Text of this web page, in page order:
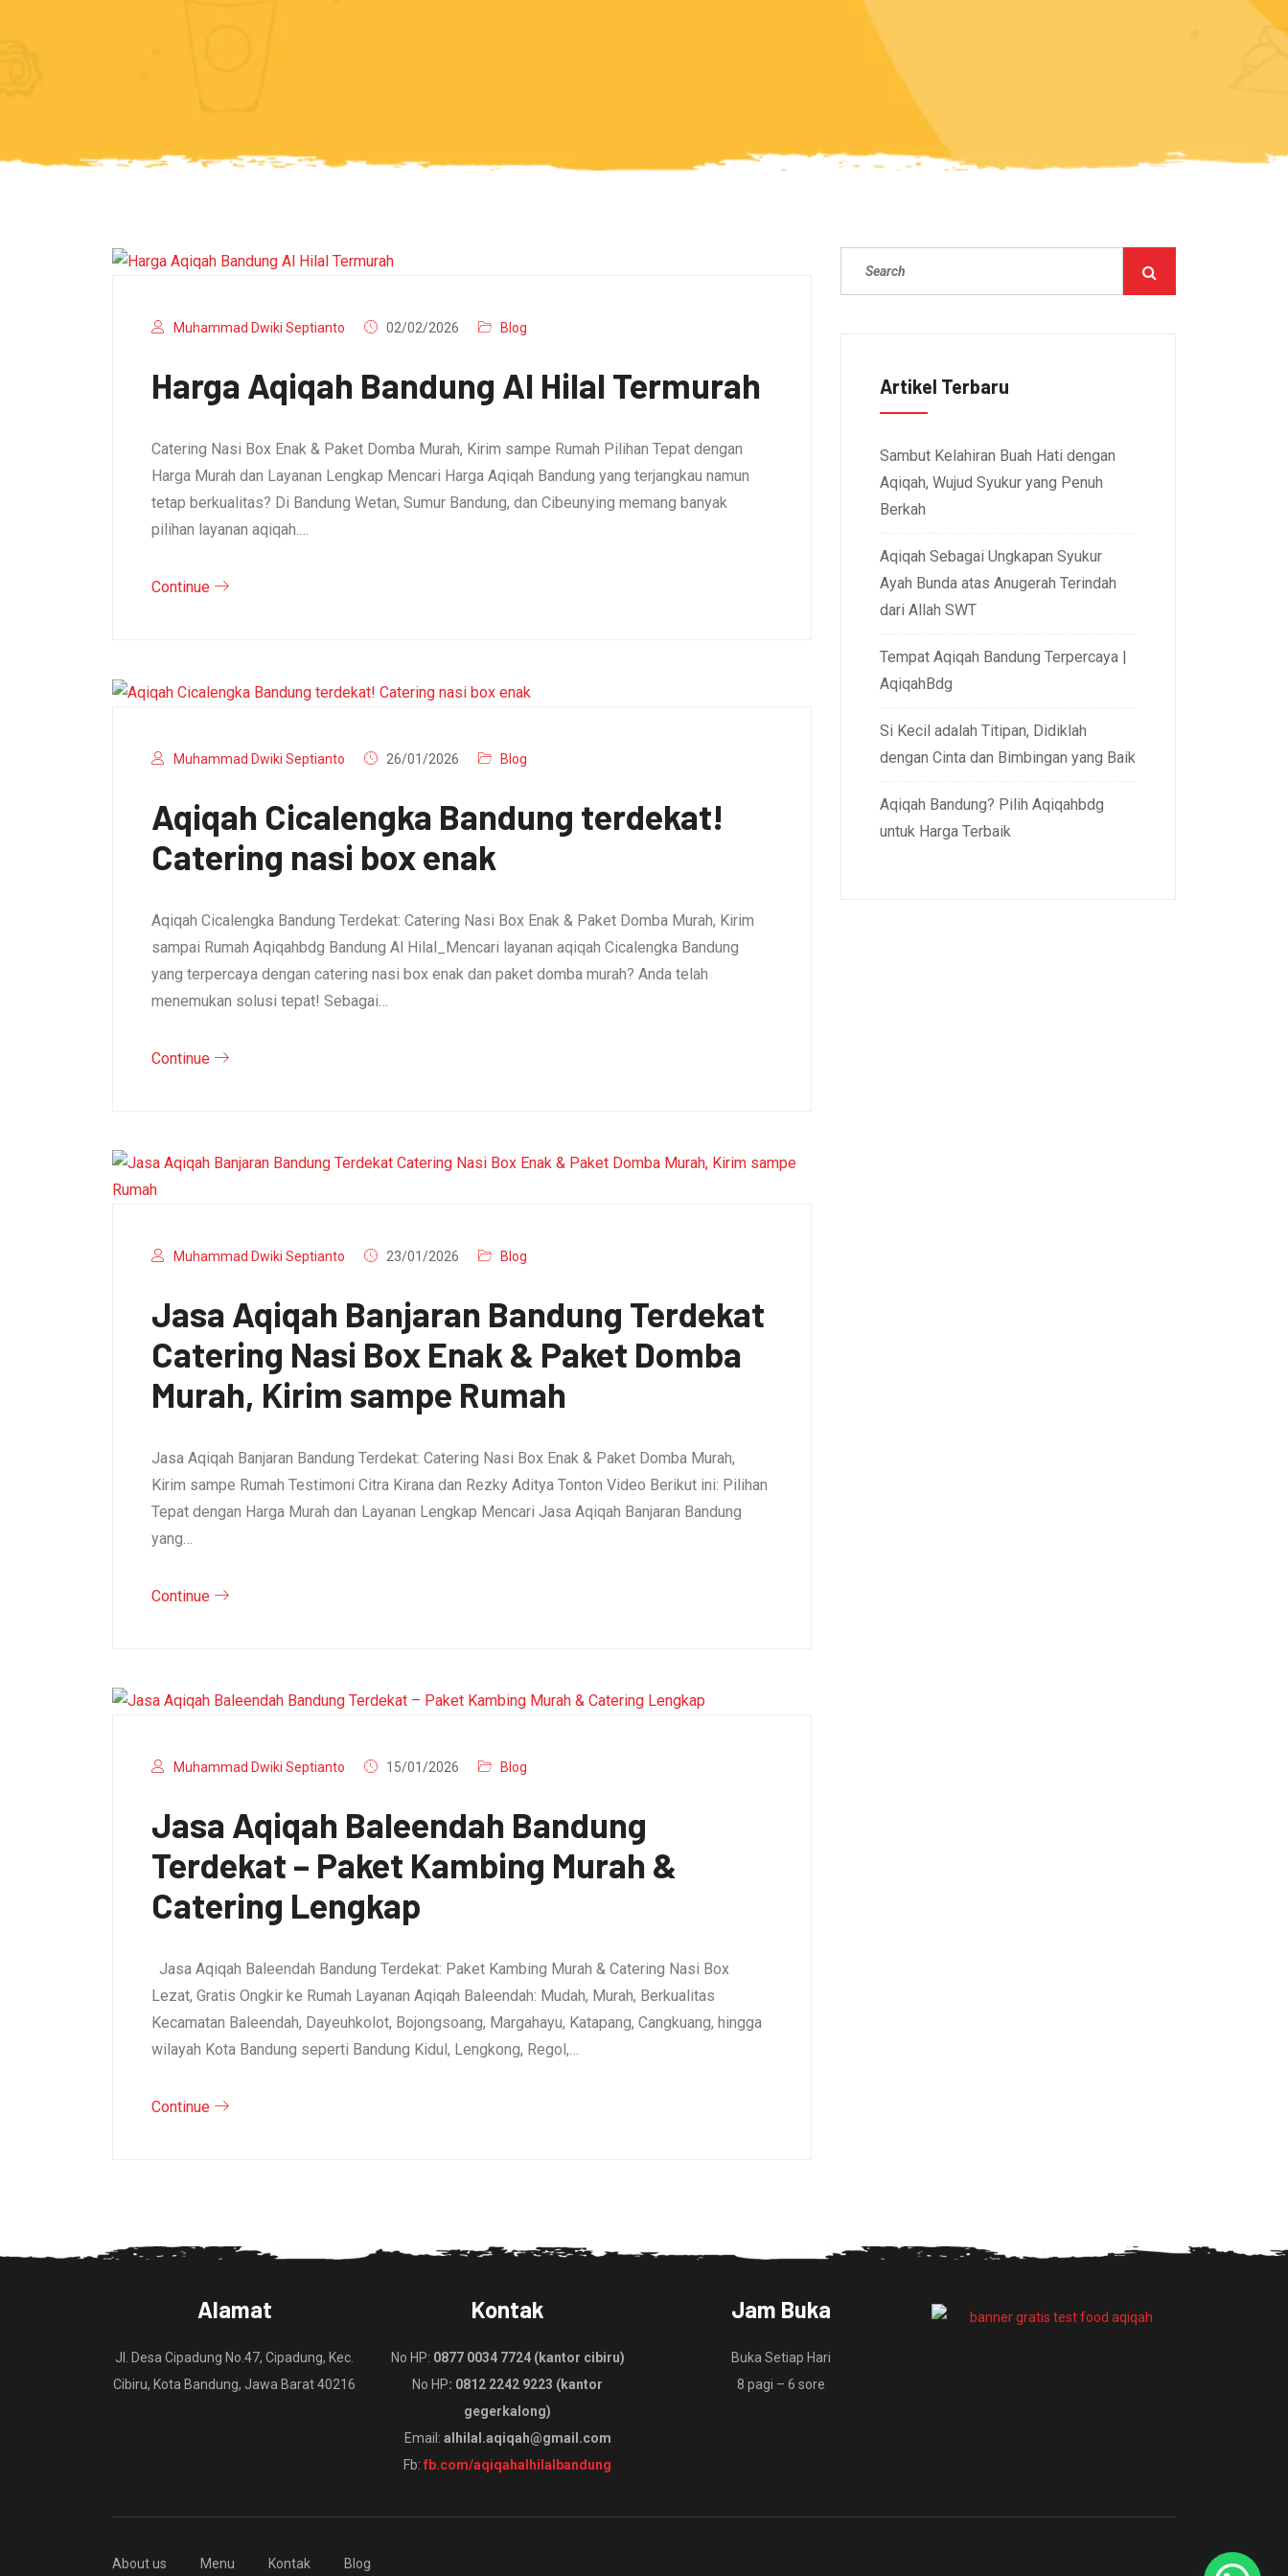
Muhammad Dwiki Septianto 02/02/2026 Blog
Harga Aqiqah Bandung Al Hilal Termurah
Catering Nasi Box Enak & Paket Domba Murah, Kirim sampe Rumah Pilihan Tepat dengan
Harga Murah dan Layanan Lengkap Mencari Harga Aqiqah Bandung yang terjangkau namun
tetap berkualitas? Di Bandung Wetan, Sumur Bandung, dan Cibeunying memang banyak
pilihan layanan aqiqah.…
Continue
Muhammad Dwiki Septianto 26/01/2026 Blog
Aqiqah Cicalengka Bandung terdekat!
Catering nasi box enak
Aqiqah Cicalengka Bandung Terdekat: Catering Nasi Box Enak & Paket Domba Murah, Kirim
sampai Rumah Aqiqahbdg Bandung Al Hilal_Mencari layanan aqiqah Cicalengka Bandung
yang terpercaya dengan catering nasi box enak dan paket domba murah? Anda telah
menemukan solusi tepat! Sebagai…
Continue
Muhammad Dwiki Septianto 23/01/2026 Blog
Jasa Aqiqah Banjaran Bandung Terdekat
Catering Nasi Box Enak & Paket Domba
Murah, Kirim sampe Rumah
Jasa Aqiqah Banjaran Bandung Terdekat: Catering Nasi Box Enak & Paket Domba Murah,
Kirim sampe Rumah Testimoni Citra Kirana dan Rezky Aditya Tonton Video Berikut ini: Pilihan
Tepat dengan Harga Murah dan Layanan Lengkap Mencari Jasa Aqiqah Banjaran Bandung
yang…
Continue
Muhammad Dwiki Septianto 15/01/2026 Blog
Jasa Aqiqah Baleendah Bandung
Terdekat – Paket Kambing Murah &
Catering Lengkap
Jasa Aqiqah Baleendah Bandung Terdekat: Paket Kambing Murah & Catering Nasi Box
Lezat, Gratis Ongkir ke Rumah Layanan Aqiqah Baleendah: Mudah, Murah, Berkualitas
Kecamatan Baleendah, Dayeuhkolot, Bojongsoang, Margahayu, Katapang, Cangkuang, hingga
wilayah Kota Bandung seperti Bandung Kidul, Lengkong, Regol,…
Continue
Artikel Terbaru
Sambut Kelahiran Buah Hati dengan
Aqiqah, Wujud Syukur yang Penuh
Berkah
Aqiqah Sebagai Ungkapan Syukur
Ayah Bunda atas Anugerah Terindah
dari Allah SWT
Tempat Aqiqah Bandung Terpercaya |
AqiqahBdg
Si Kecil adalah Titipan, Didiklah
dengan Cinta dan Bimbingan yang Baik
Aqiqah Bandung? Pilih Aqiqahbdg
untuk Harga Terbaik
Alamat
Jl. Desa Cipadung No.47, Cipadung, Kec.
Cibiru, Kota Bandung, Jawa Barat 40216
Kontak
No HP: 0877 0034 7724 (kantor cibiru)
No HP: 0812 2242 9223 (kantor
gegerkalong)
Email: alhilal.aqiqah@gmail.com
Fb: fb.com/aqiqahalhilalbandung
Jam Buka
Buka Setiap Hari
8 pagi – 6 sore
About us Menu Kontak Blog